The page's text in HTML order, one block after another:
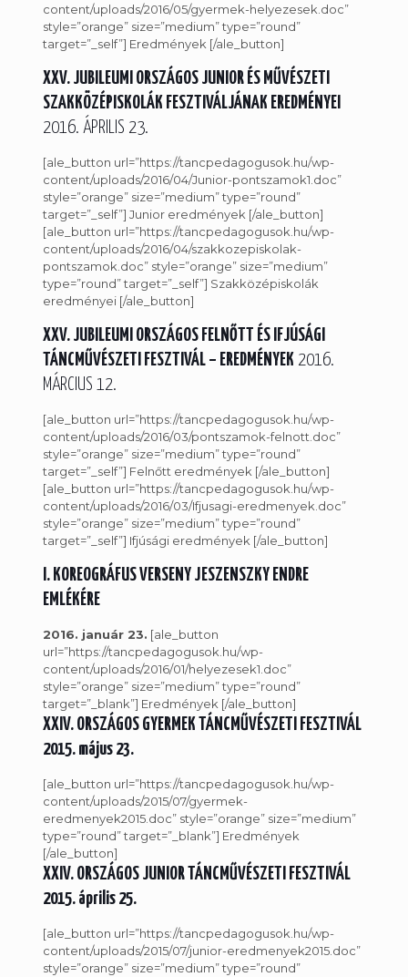
content/uploads/2016/05/gyermek-helyezesek.doc”
style=”orange” size=”medium” type=”round”
target=”_self”] Eredmények [/ale_button]
XXV. JUBILEUMI ORSZÁGOS JUNIOR ÉS MŰVÉSZETI
SZAKKÖZÉPISKOLÁK FESZTIVÁLJÁNAK EREDMÉNYEI
2016. ÁPRILIS 23.
[ale_button url=”https://tancpedagogusok.hu/wp-
content/uploads/2016/04/Junior-pontszamok1.doc”
style=”orange” size=”medium” type=”round”
target=”_self”] Junior eredmények [/ale_button]
[ale_button url=”https://tancpedagogusok.hu/wp-
content/uploads/2016/04/szakkozepiskolak-
pontszamok.doc” style=”orange” size=”medium”
type=”round” target=”_self”] Szakközépiskolák
eredményei [/ale_button]
XXV. JUBILEUMI ORSZÁGOS FELNŐTT ÉS IFJÚSÁGI
TÁNCMŰVÉSZETI FESZTIVÁL – EREDMÉNYEK 2016.
MÁRCIUS 12.
[ale_button url=”https://tancpedagogusok.hu/wp-
content/uploads/2016/03/pontszamok-felnott.doc”
style=”orange” size=”medium” type=”round”
target=”_self”] Felnőtt eredmények [/ale_button]
[ale_button url=”https://tancpedagogusok.hu/wp-
content/uploads/2016/03/Ifjusagi-eredmenyek.doc”
style=”orange” size=”medium” type=”round”
target=”_self”] Ifjúsági eredmények [/ale_button]
I. KOREOGRÁFUS VERSENY JESZENSZKY ENDRE
EMLÉKÉRE
2016. január 23. [ale_button
url=”https://tancpedagogusok.hu/wp-
content/uploads/2016/01/helyezesek1.doc”
style=”orange” size=”medium” type=”round”
target=”_blank”] Eredmények [/ale_button]
XXIV. ORSZÁGOS GYERMEK TÁNCMŰVÉSZETI FESZTIVÁL
2015. május 23.
[ale_button url=”https://tancpedagogusok.hu/wp-
content/uploads/2015/07/gyermek-
eredmenyek2015.doc” style=”orange” size=”medium”
type=”round” target=”_blank”] Eredmények
[/ale_button]
XXIV. ORSZÁGOS JUNIOR TÁNCMŰVÉSZETI FESZTIVÁL
2015. április 25.
[ale_button url=”https://tancpedagogusok.hu/wp-
content/uploads/2015/07/junior-eredmenyek2015.doc”
style=”orange” size=”medium” type=”round”